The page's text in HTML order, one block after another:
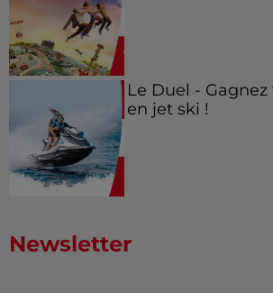
Le Duel -
en jet ski !
Newsletter